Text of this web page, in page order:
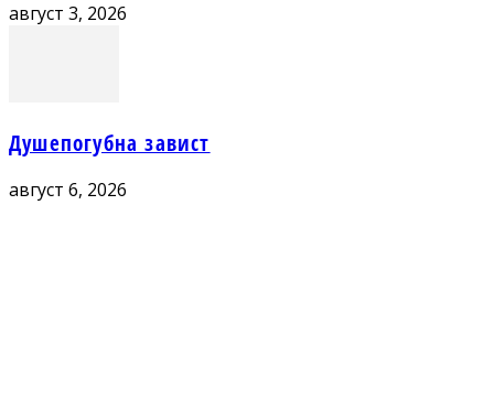
август 3, 2026
Душепогубна завист
август 6, 2026